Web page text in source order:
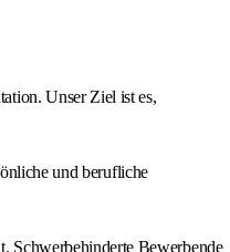
Unser Ziel ist es,
und berufliche
Schwerbehinderte Bewerbende